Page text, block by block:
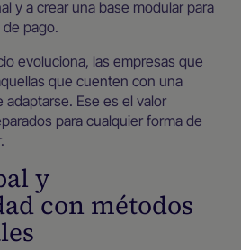
y a crear una base modular para
pago.
evoluciona, las empresas que
que cuenten con una
Ese es el valor
para cualquier forma de
y
con métodos